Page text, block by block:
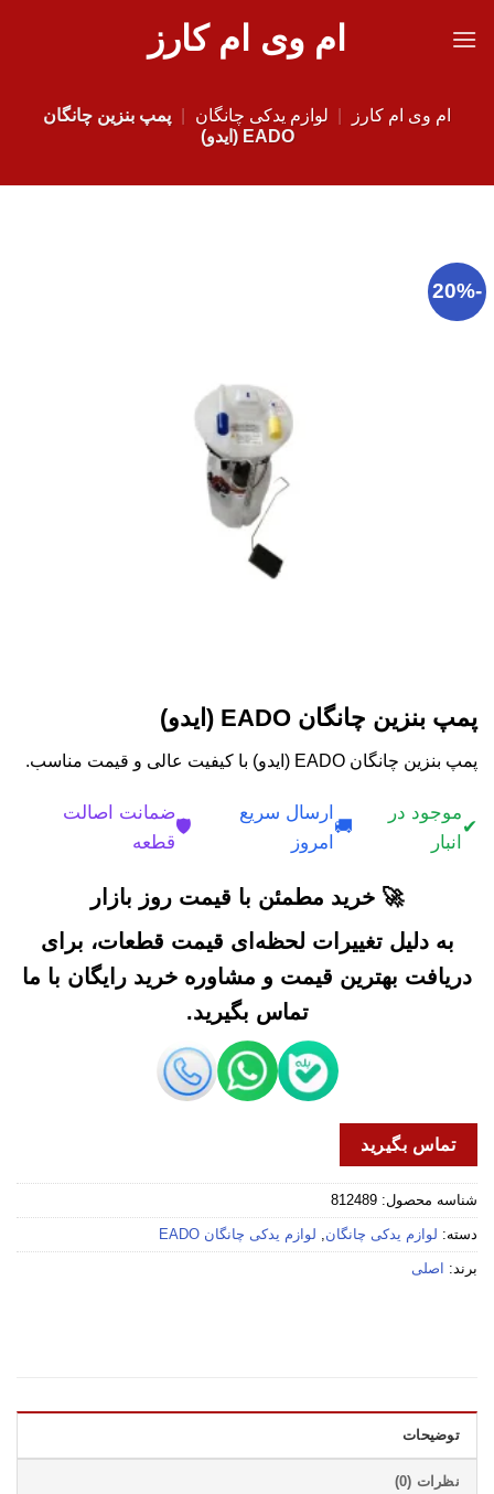
ام وی ام کارز
ام وی ام کارز لوازم یدکی چانگان
پمپ بنزین چانگان
EADO (ایدو)
-20%
پمپ بنزین چانگان EADO (ایدو)
پمپ بنزین چانگان EADO (ایدو) با کیفیت عالی و قیمت مناسب.
✔
موجود در
انبار
🚚
ارسال سریع
امروز
🛡️
ضمانت اصالت
قطعه
🚀 خرید مطمئن با قیمت روز بازار
به دلیل تغییرات لحظه‌ای قیمت قطعات، برای
دریافت بهترین قیمت و مشاوره خرید رایگان با ما
تماس بگیرید.
تماس بگیرید
شناسه محصول: 812489
دسته: لوازم یدکی چانگان, لوازم یدکی چانگان EADO
برند: اصلی
توضیحات
نظرات (0)